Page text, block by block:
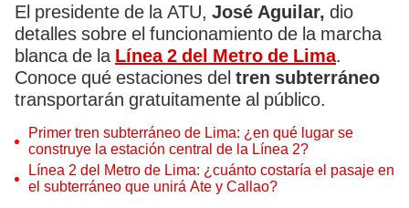
El presidente de la ATU, José Aguilar, dio
detalles sobre el funcionamiento de la marcha
blanca de la Línea 2 del Metro de Lima.
Conoce qué estaciones del tren subterráneo
transportarán gratuitamente al público.
Primer tren subterráneo de Lima: ¿en qué lugar se
construye la estación central de la Línea 2?
Línea 2 del Metro de Lima: ¿cuánto costaría el pasaje en
el subterráneo que unirá Ate y Callao?